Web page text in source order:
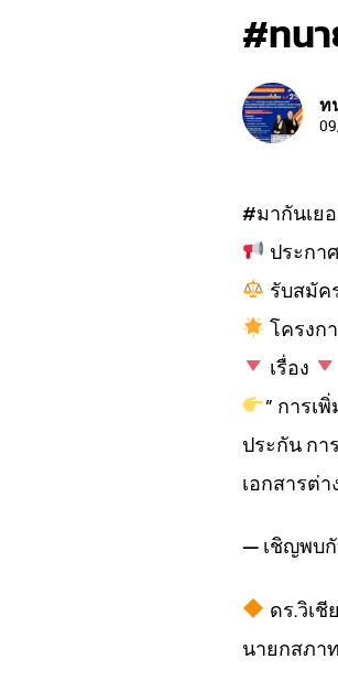
#ทน
ท
#มากันเย
ประก
รับสมัค
โครงก
เรื่อง
” การเ
ประกัน ก
เอกสารต่า
— เชิญพบ
ดร.วิเชี
นายกสภา